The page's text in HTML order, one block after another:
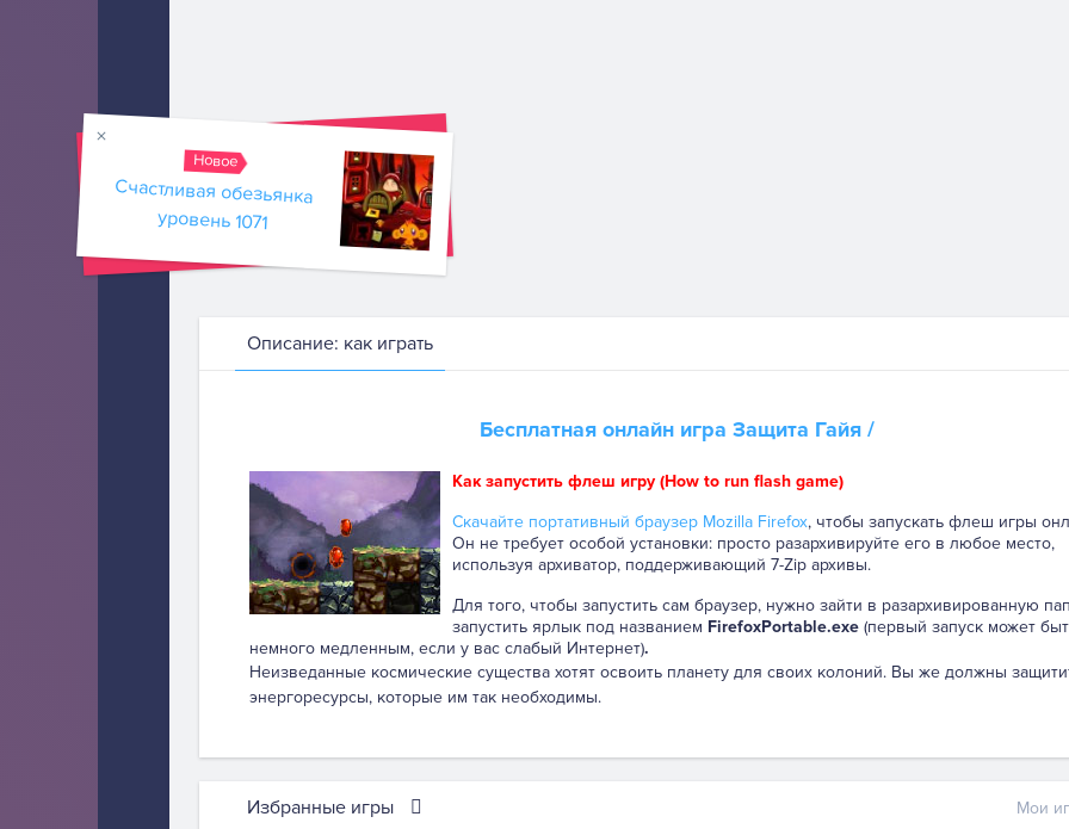
Описание: как играть
Бесплатная онлайн игра Защита Гайя/
Как запустить флеш игру (How to run flash game)
Скачайте портативный браузер Mozilla Firefox, чтобы запускать флеш игры
Он не требует особой установки: просто разархивируйте его в любое место,
используя архиватор, поддерживающий 7-Zip архивы.
Для того, чтобы запустить сам браузер, нужно зайти в разархивированную
запустить ярлык под названием FirefoxPortable.exe (первый запуск может
немного медленным, если у вас слабый Интернет).
Неизведанные космические существа хотят освоить планету для своих колоний. Вы же должны
энергоресурсы, которые им так необходимы.
Избранные игры Мои
Новое
Счастливая обезьянка
уровень 1071